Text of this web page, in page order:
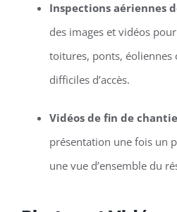
Inspections aériennes
des images et vidéos
toitures, ponts, éoliennes
difficiles d’accès.
Vidéos de fin de
présentation une fois un
une vue d’ensemble du